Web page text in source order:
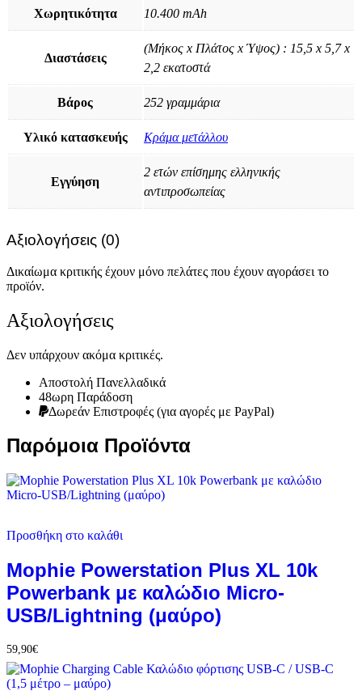
Χωρητικότητα 10.400 mAh
Διαστάσεις
(Μήκος x Πλάτος x Ύψος) : 15,5 x 5,7 x
2,2 εκατοστά
Βάρος 252 γραμμάρια
Υλικό κατασκευής Κράμα μετάλλου
Εγγύηση
2 ετών επίσημης ελληνικής
αντιπροσωπείας
Αξιολογήσεις (0)
Δικαίωμα κριτικής έχουν μόνο πελάτες που έχουν αγοράσει το
προϊόν.
Αξιολογήσεις
Δεν υπάρχουν ακόμα κριτικές.
Αποστολή Πανελλαδικά
48ωρη Παράδοση
Δωρεάν Eπιστροφές (για αγορές με PayPal)
Παρόμοια Προϊόντα
Προσθήκη στο καλάθι
Mophie Powerstation Plus XL 10k
Powerbank με καλώδιο Micro-
USB/Lightning (μαύρο)
59,90€